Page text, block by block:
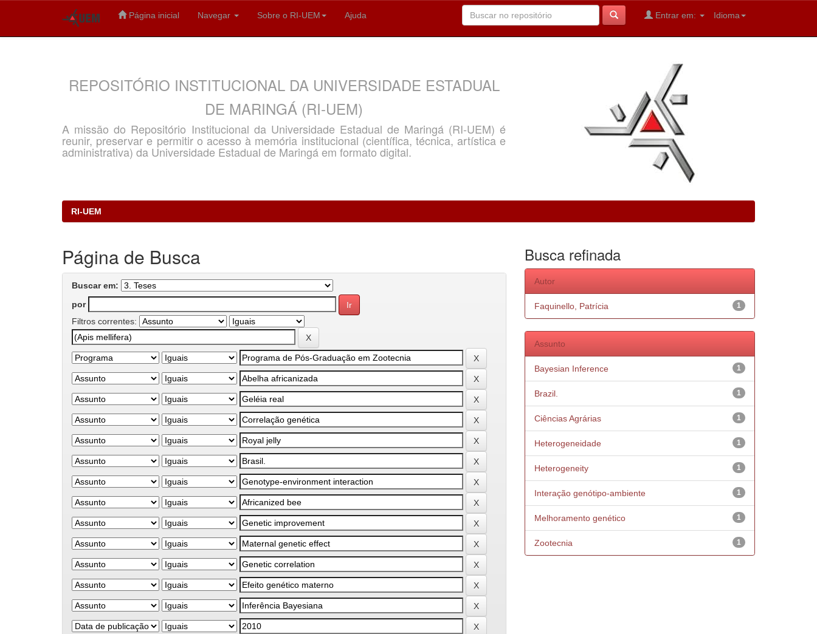
Página inicial Navegar Sobre o RI-UEM Ajuda Idioma
Entrar em:
REPOSITÓRIO INSTITUCIONAL DA UNIVERSIDADE ESTADUAL
DE MARINGÁ (RI-UEM)
A missão do Repositório Institucional da Universidade Estadual de Maringá (RI-UEM) é
reunir, preservar e permitir o acesso à memória institucional (científica, técnica, artística e
administrativa) da Universidade Estadual de Maringá em formato digital.
RI-UEM
Página de Busca
Buscar em:
por
Filtros correntes:
Busca refinada
Autor
1
Faquinello, Patrícia
Assunto
1
Bayesian Inference
1
Brazil.
1
Ciências Agrárias
1
Heterogeneidade
1
Heterogeneity
1
Interação genótipo-ambiente
1
Melhoramento genético
1
Zootecnia